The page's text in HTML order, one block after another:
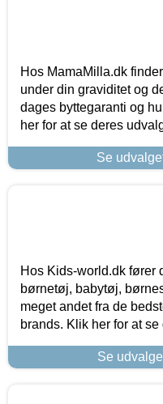
Hos MamaMilla.dk
under din graviditet og
dages byttegaranti og
her for at se deres
Se
Hos Kids-world.dk fører
børnetøj, babytøj,
meget andet fra de
brands. Klik her for at
Se